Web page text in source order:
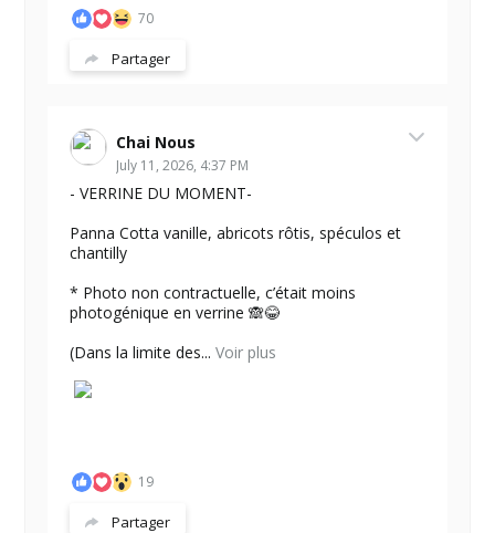
70
Partager
Chai Nous
July 11, 2026, 4:37 PM
- VERRINE DU MOMENT-
Panna Cotta vanille, abricots rôtis, spéculos et
chantilly
* Photo non contractuelle, c’était moins
photogénique en verrine 🙈😂
(Dans la limite des... Voir plus
19
Partager